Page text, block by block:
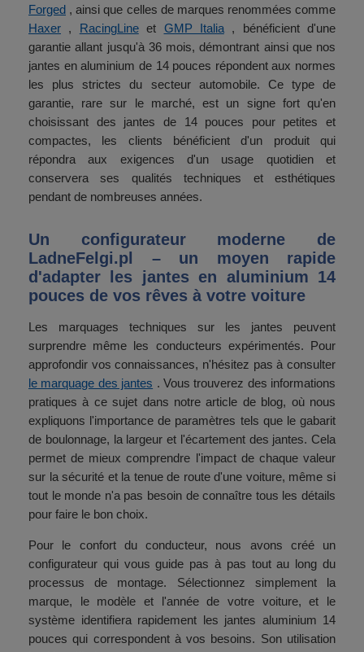
Forged , ainsi que celles de marques renommées comme
Haxer , RacingLineet GMP Italia, bénéficient d'une
garantie allant jusqu'à 36 mois, démontrant ainsi que nos
jantes en aluminium de 14 pouces répondent aux normes
les plus strictes du secteur automobile. Ce type de
garantie, rare sur le marché, est un signe fort qu'en
choisissant des jantes de 14 pouces pour petites et
compactes, les clients bénéficient d'un produit qui
répondra aux exigences d'un usage quotidien et
conservera ses qualités techniques et esthétiques
pendant de nombreuses années.
Un configurateur moderne de
LadneFelgi.pl – un moyen rapide
d'adapter les jantes en aluminium 14
pouces de vos rêves à votre voiture
Les marquages ​​techniques sur les jantes peuvent
surprendre même les conducteurs expérimentés. Pour
approfondir vos connaissances, n'hésitez pas à consulter
le marquage des jantes . Vous trouverez des informations
pratiques à ce sujet dans notre article de blog, où nous
expliquons l'importance de paramètres tels que le gabarit
de boulonnage, la largeur et l'écartement des jantes. Cela
permet de mieux comprendre l'impact de chaque valeur
sur la sécurité et la tenue de route d'une voiture, même si
tout le monde n'a pas besoin de connaître tous les détails
pour faire le bon choix.
Pour le confort du conducteur, nous avons créé un
configurateur qui vous guide pas à pas tout au long du
processus de montage. Sélectionnez simplement la
marque, le modèle et l'année de votre voiture, et le
système identifiera rapidement les jantes aluminium 14
pouces qui correspondent à vos besoins. Son utilisation